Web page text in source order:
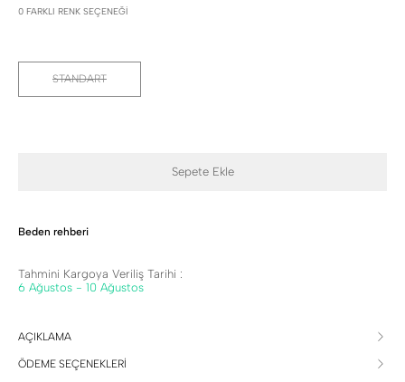
0 FARKLI RENK SEÇENEĞI
STANDART
Sepete Ekle
Beden rehberi
Tahmini Kargoya Veriliş Tarihi :
6 Ağustos - 10 Ağustos
AÇIKLAMA
ÖDEME SEÇENEKLERİ